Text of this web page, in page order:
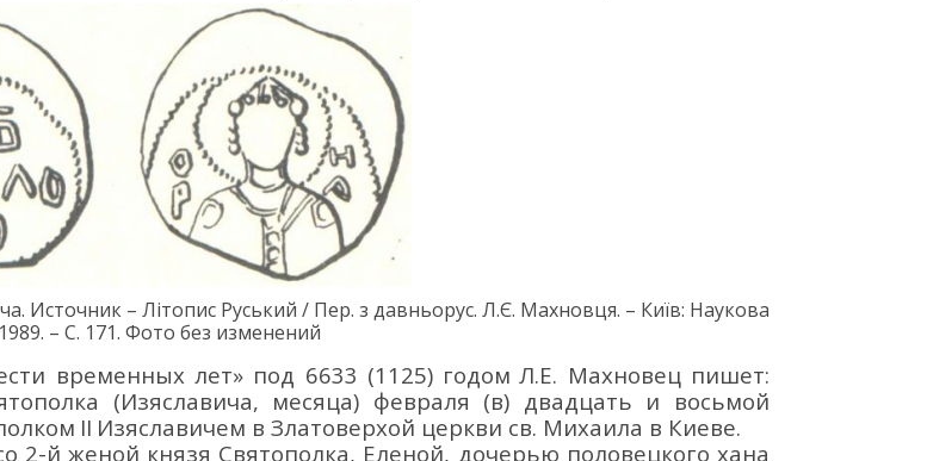
Источник – Літопис Руський / Пер. з давньорус. Л.Є. Махновця. – Київ: Наукова
– С. 171. Фото без изменений
временных лет» под 6633 (1125)годом Л.Е. Махновецпишет:
(Изяславича, месяца) февраля (в) двадцать и восьмой
II Изяславичем в Златоверхой церкви св. Михаила в Киеве.
о 2-й женой князя Святополка, Еленой, дочерью половецкого хана